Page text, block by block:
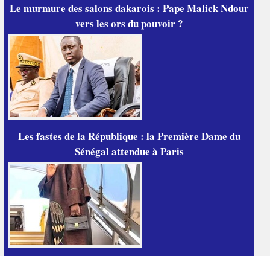
Le murmure des salons dakarois : Pape Malick Ndour
vers les ors du pouvoir ?
Les fastes de la République : la Première Dame du
Sénégal attendue à Paris